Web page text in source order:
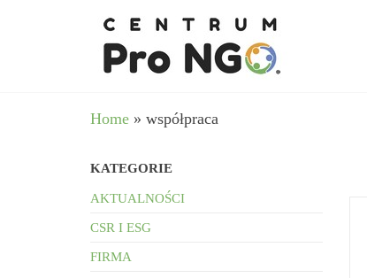
Home » współpraca
KATEGORIE
AKTUALNOŚCI
CSR I ESG
FIRMA